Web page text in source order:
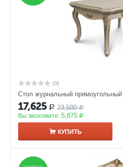
(0)
Стол журнальный
17,625 Р 23,500 Р
Вы экономите: 5,875 Р
КУПИТЬ